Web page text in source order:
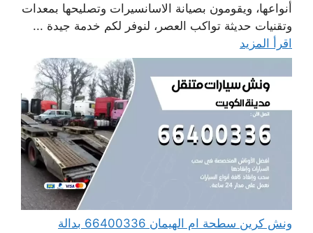
أنواعها، ويقومون بصيانة الاسانسيرات وتصليحها بمعدات
وتقنيات حديثة تواكب العصر، لنوفر لكم خدمة جيدة ...
اقرأ المزيد
ونش كرين سطحة ام الهيمان 66400336 بدالة